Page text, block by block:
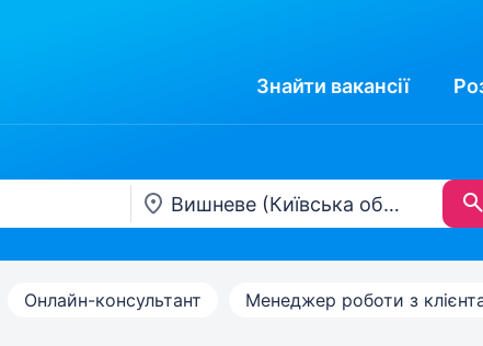
Знайти вакансії
Онлайн-консультант Менеджер роботи з